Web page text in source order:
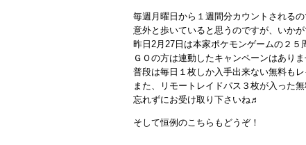
毎週月曜日から１週間分カウントされる
意外と歩いていると思うのですが、いか
昨日2月27日は本家ポケモンゲームの２５
ＧＯの方は連動したキャンペーンはあり
普段は毎日１枚しか入手出来ない無料も
また、リモートレイドパス３枚が入った
忘れずにお受け取り下さいね♬
そして恒例のこちらもどうぞ！